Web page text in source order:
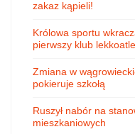
zakaz kąpieli!
Królowa sportu
pierwszy klub
Zmiana w
pokieruje szkołą
Ruszył nabór na
mieszkaniowych